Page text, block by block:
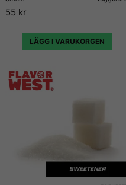
55 kr
LÄGG I VARUKORGEN
Vill du ha tips på
hemsidor som enbart har
lägga ut sina egna e-juice
något recept på en e-juice vi